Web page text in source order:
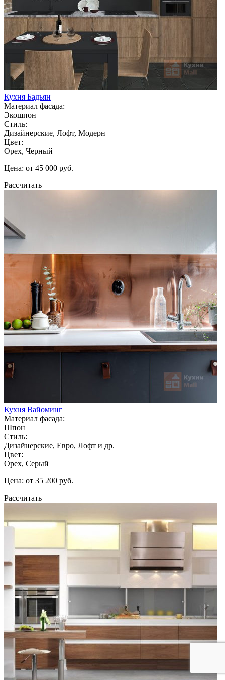
Кухня Бадьян
Материал фасада:
Экошпон
Стиль:
Дизайнерские, Лофт, Модерн
Цвет:
Орех, Черный
Цена: от 45 000 руб.
Рассчитать
Кухня Вайоминг
Материал фасада:
Шпон
Стиль:
Дизайнерские, Евро, Лофт и др.
Цвет:
Орех, Серый
Цена: от 35 200 руб.
Рассчитать